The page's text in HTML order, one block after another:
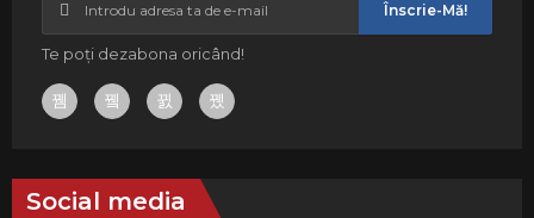
Înscrie-Mă!
Te poți dezabona oricând!
Social media